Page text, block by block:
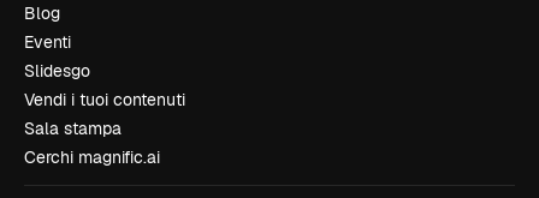
Blog
Eventi
Slidesgo
Vendi i tuoi contenuti
Sala stampa
Cerchi magnific.ai